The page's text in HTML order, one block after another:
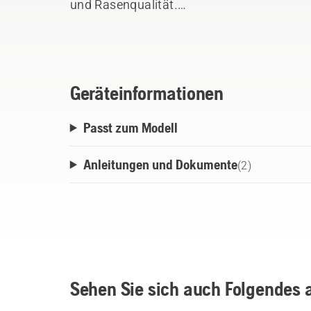
und Rasenqualität.
Geräteinformationen
Passt zum Modell
Anleitungen und Dokumente(2)
Sehen Sie sich auch Folgendes